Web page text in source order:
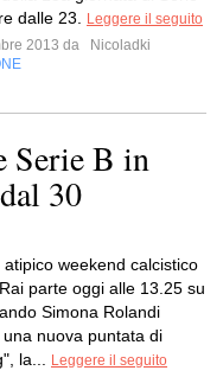
dalle 23.
Leggere il seguito
2013 da
Nicoladki
Serie B in
30
atipico weekend calcistico
parte oggi alle 13.25 su
Simona Rolandi
nuova puntata di
la...
Leggere il seguito